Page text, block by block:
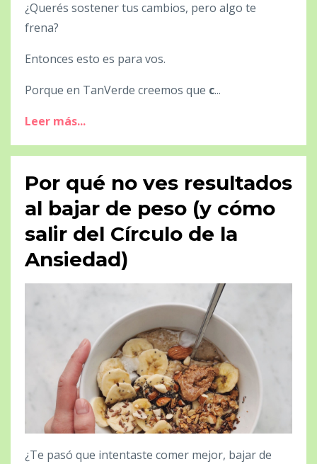
¿Querés sostener tus cambios, pero algo te
frena?
Entonces esto es para vos.
Porque en TanVerde creemos que c...
Leer más...
Por qué no ves resultados
al bajar de peso (y cómo
salir del Círculo de la
Ansiedad)
¿Te pasó que intentaste comer mejor, bajar de